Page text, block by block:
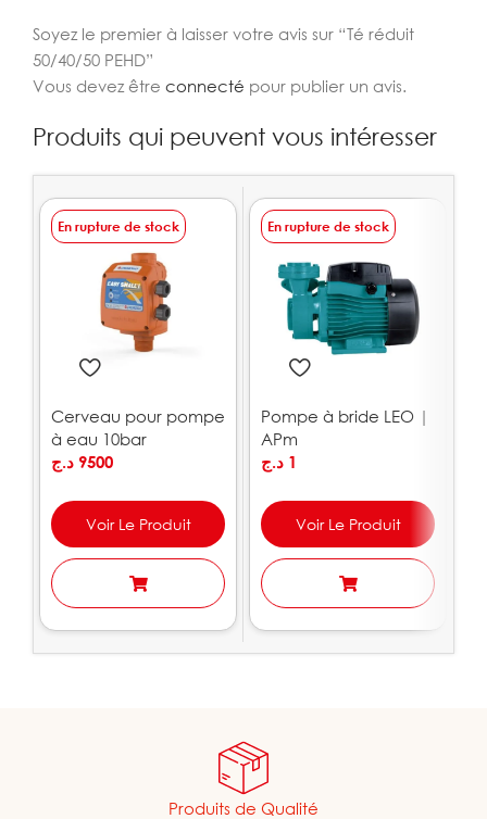
Soyez le premier à laisser votre avis sur “Té réduit
50/40/50 PEHD”
Vous devez être connecté pour publier un avis.
Produits qui peuvent vous intéresser
En rupture de stock
Cerveau pour pompe
à eau 10bar
PEDROLLO
9500 د.ج
Voir Le Produit
En rupture de stock
Pompe à bride LEO |
APm
1 د.ج
Voir Le Produit
Produits de Qualité